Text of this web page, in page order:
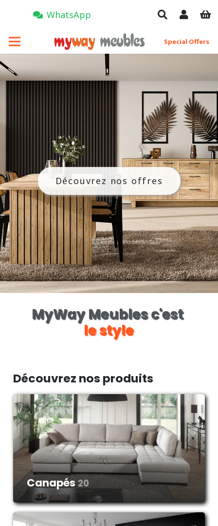
WhatsApp
Special Offers
Découvrez nos offres
MyWay Meubles c'est
le style
Découvrez nos produits
Canapés20